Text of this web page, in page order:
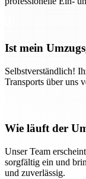
Ist mein
Selbstverständlich!
Transports über uns
Wie läuft der
Unser Team
sorgfältig ein und
und zuverlässig.